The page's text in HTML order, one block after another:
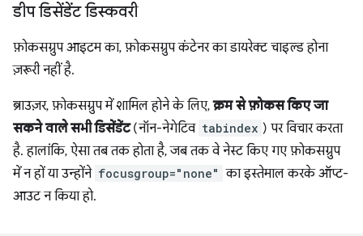
डीप डिसेंडेंट डिस्कवरी
फ़ोकसग्रुप आइटम का, फ़ोकसग्रुप कंटेनर का डायरेक्ट चाइल्ड होना
ज़रूरी नहीं है.
ब्राउज़र, फ़ोकसग्रुप में शामिल होने के लिए,क्रम से फ़ोकस किए जा
सकने वाले सभी डिसेंडेंट(नॉन-नेगेटिव tabindex ) पर विचार करता
है. हालांकि, ऐसा तब तक होता है, जब तक वे नेस्ट किए गए फ़ोकसग्रुप
में न हों या उन्होंने focusgroup="none" का इस्तेमाल करके ऑप्ट-
आउट न किया हो.